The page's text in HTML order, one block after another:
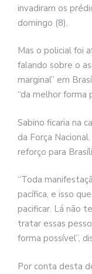
invadiram os
domingo (8).
Mas o policial foi
falando sobre o
marginal” em
“da melhor forma
Sabino ficaria na
da Força
reforço para
“Toda
pacífica, e isso
pacificar. Lá não
tratar essas
forma possível”,
Por conta desta